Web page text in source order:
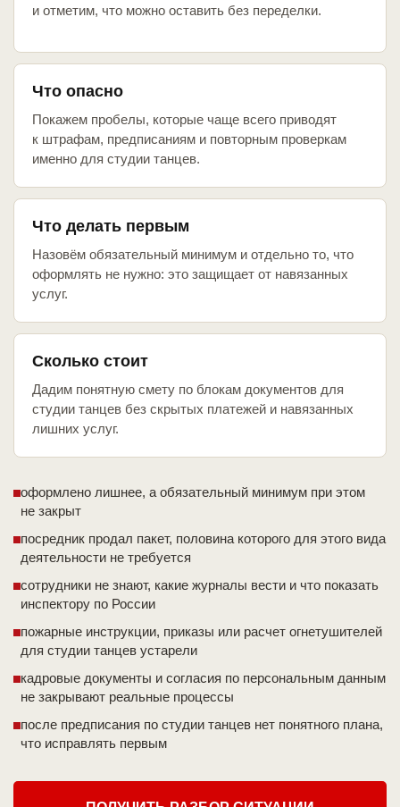
и отметим, что можно оставить без переделки.
Что опасно
Покажем пробелы, которые чаще всего приводят
к штрафам, предписаниям и повторным проверкам
именно для студии танцев.
Что делать первым
Назовём обязательный минимум и отдельно то, что
оформлять не нужно: это защищает от навязанных
услуг.
Сколько стоит
Дадим понятную смету по блокам документов для
студии танцев без скрытых платежей и навязанных
лишних услуг.
оформлено лишнее, а обязательный минимум при этом
не закрыт
посредник продал пакет, половина которого для этого вида
деятельности не требуется
сотрудники не знают, какие журналы вести и что показать
инспектору по России
пожарные инструкции, приказы или расчет огнетушителей
для студии танцев устарели
кадровые документы и согласия по персональным данным
не закрывают реальные процессы
после предписания по студии танцев нет понятного плана,
что исправлять первым